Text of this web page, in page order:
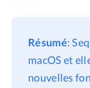
À propos
Support
Résumé:
macOS et
nouvelles